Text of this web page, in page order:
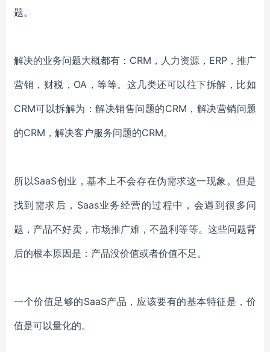
题。
解决的业务问题大概都有：CRM，人力资源，ERP，推广
营销，财税，OA，等等。这几类还可以往下拆解，比如
CRM可以拆解为：解决销售问题的CRM，解决营销问题
的CRM，解决客户服务问题的CRM。
所以SaaS创业，基本上不会存在伪需求这一现象。但是
找到需求后，Saas业务经营的过程中，会遇到很多问
题，产品不好卖，市场推广难，不盈利等等。这些问题背
后的根本原因是：产品没价值或者价值不足。
一个价值足够的SaaS产品，应该要有的基本特征是，价
值是可以量化的。